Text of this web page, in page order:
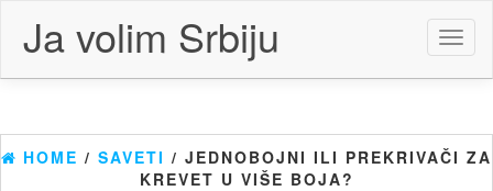
content
Ja volim Srbiju
HOME / SAVETI / JEDNOBOJNI ILI PREKRIVAČI ZA
KREVET U VIŠE BOJA?